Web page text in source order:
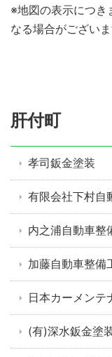
※地図の表示につき
なる場合がございま
肝付町
孝司鈑金塗装
有限会社下村自
内之浦自動車整
加藤自動車整備
日本カーメンテ
(有)深水鈑金塗